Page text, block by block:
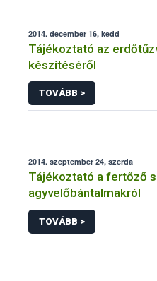
2014. december 16, kedd
Tájékoztató az
készítéséről
TOVÁBB >
2014. szeptember 24, szerda
Tájékoztató a fertőző
agyvelőbántalmakról
TOVÁBB >